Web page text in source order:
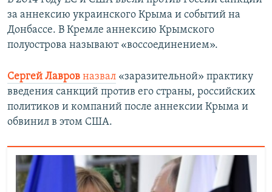
за аннексию украинского Крыма и событий на
Донбассе. В Кремле аннексию Крымского
полуострова называют «воссоединением».
Сергей Лавров назвал «заразительной» практику
введения санкций против его страны, российских
политиков и компаний после аннексии Крыма и
обвинил в этом США.